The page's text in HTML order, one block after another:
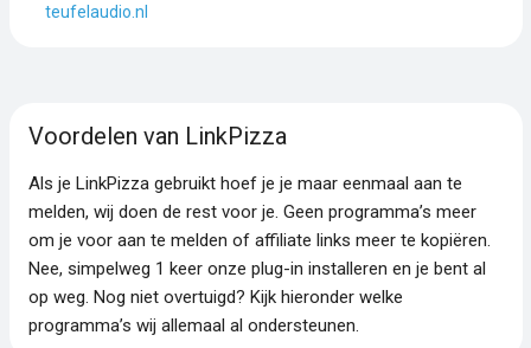
teufelaudio.nl
Voordelen van LinkPizza
Als je LinkPizza gebruikt hoef je je maar eenmaal aan te
melden, wij doen de rest voor je. Geen programma’s meer
om je voor aan te melden of affiliate links meer te kopiëren.
Nee, simpelweg 1 keer onze plug-in installeren en je bent al
op weg. Nog niet overtuigd? Kijk hieronder welke
programma’s wij allemaal al ondersteunen.